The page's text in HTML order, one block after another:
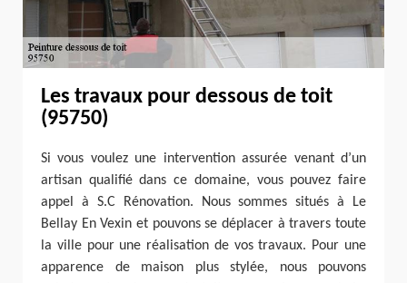
Les travaux pour dessous de toit
(95750)
Si vous voulez une intervention assurée venant d’un
artisan qualifié dans ce domaine, vous pouvez faire
appel à S.C Rénovation. Nous sommes situés à Le
Bellay En Vexin et pouvons se déplacer à travers toute
la ville pour une réalisation de vos travaux. Pour une
apparence de maison plus stylée, nous pouvons